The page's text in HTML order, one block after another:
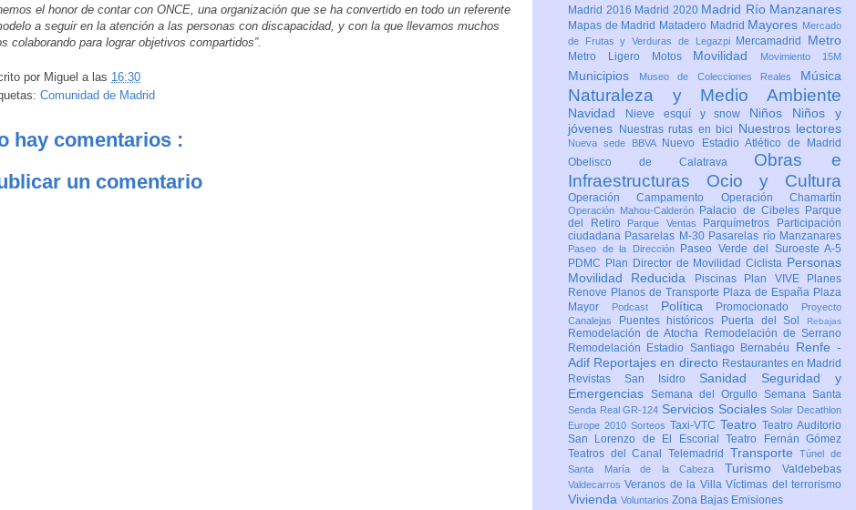
el honor de contar con ONCE, una organización que se ha convertido en todo un referente
a seguir en la atención a las personas con discapacidad, y con la que llevamos muchos
colaborando para lograr objetivos compartidos”.
por Miguel a las 16:30
Comunidad de Madrid
hay comentarios :
un comentario
Madrid 2016 Madrid 2020 Madrid Río Manzanares
Mapas de Madrid Matadero Madrid Mayores Mercado
de Frutas y Verduras de Legazpi
Mercamadrid Metro
Metro Ligero Motos Movilidad Movimiento 15M
Municipios Museo de Colecciones Reales Música
Naturaleza y Medio Ambiente
Navidad Nieve esquí y snow Niños Niños y
jóvenes
Nuestras rutas en bici Nuestros lectores
Nueva sede BBVA
Nuevo Estadio Atlético de Madrid
Obelisco de Calatrava Obras e
Infraestructuras Ocio y Cultura
Operación Campamento Operación Chamartín
Operación Mahou-Calderón Palacio de Cibeles Parque
del Retiro
Parque Ventas Parquímetros
Participación
ciudadana Pasarelas M-30 Pasarelas río Manzanares
Paseo de la Dirección
Paseo Verde del Suroeste A-5
PDMC Plan Director de Movilidad Ciclista Personas
Movilidad Reducida
Piscinas Plan VIVE
Planes
Renove Planos de Transporte Plaza de España Plaza
Mayor
Podcast Política Promocionado
Proyecto
Canalejas
Puentes históricos Puerta del Sol Rebajas
Remodelación de Atocha
Remodelación de Serrano
Remodelación Estadio Santiago Bernabéu Renfe -
Adif Reportajes en directo Restaurantes en Madrid
Revistas San Isidro Sanidad Seguridad y
Emergencias Semana del Orgullo Semana Santa
Senda Real GR-124 Servicios SocialesSolar Decathlon
Europe 2010 Sorteos Taxi-VTC Teatro Teatro Auditorio
San Lorenzo de El EscorialTeatro Fernán Gómez
Teatros del Canal Telemadrid TransporteTúnel de
Santa María de la Cabeza Turismo Valdebebas
ValdecarrosVeranos de la VillaVíctimas del terrorismo
Vivienda Voluntarios Zona Bajas Emisiones